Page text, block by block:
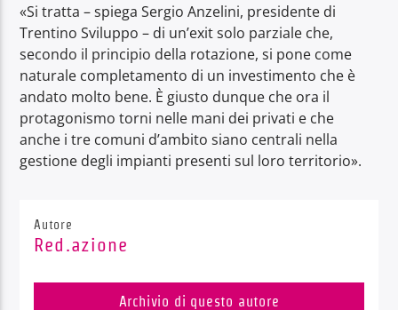
Radio Dolomiti
«Si tratta – spiega Sergio Anzelini, presidente di
Trentino Sviluppo – di un’exit solo parziale che,
secondo il principio della rotazione, si pone come
naturale completamento di un investimento che è
andato molto bene. È giusto dunque che ora il
protagonismo torni nelle mani dei privati e che
anche i tre comuni d’ambito siano centrali nella
gestione degli impianti presenti sul loro territorio».
Autore
Red.azione
Archivio di questo autore